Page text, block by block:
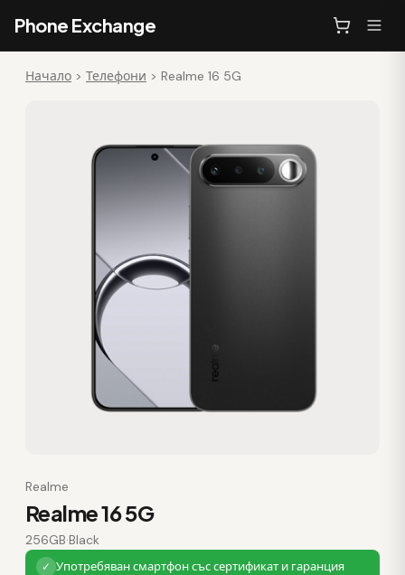
Phone Exchange
Начало > Телефони > Realme 16 5G
Realme
Realme 16 5G
256GB·Black
✓ Употребяван смартфон със сертификат и гаранция